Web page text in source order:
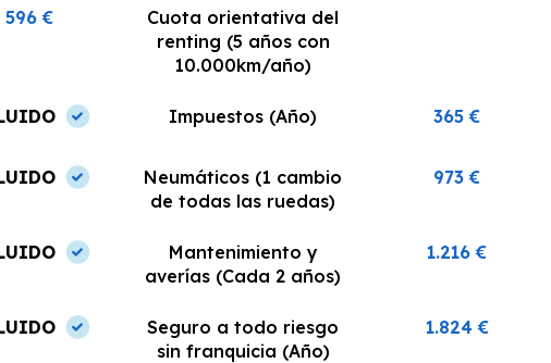
596 €
Cuota orientativa del
renting (5 años con
10.000km/año)
Impuestos (Año) 365 €
Neumáticos (1 cambio
de todas las ruedas)
973 €
Mantenimiento y
averías (Cada 2 años)
1.216 €
Seguro a todo riesgo
sin franquicia (Año)
1.824 €